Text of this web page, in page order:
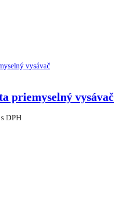
priemyselný vysávač
s DPH